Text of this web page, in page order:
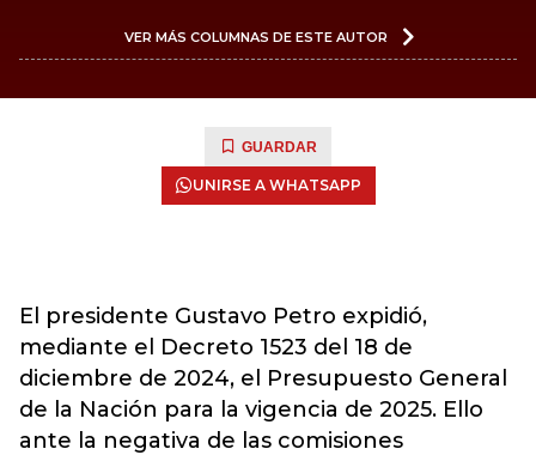
VER MÁS COLUMNAS DE ESTE AUTOR
GUARDAR
UNIRSE A WHATSAPP
El presidente Gustavo Petro expidió,
mediante el Decreto 1523 del 18 de
diciembre de 2024, el Presupuesto General
de la Nación para la vigencia de 2025. Ello
ante la negativa de las comisiones